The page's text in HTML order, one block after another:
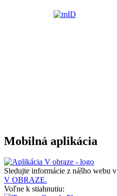
Mobilná aplikácia
Sledujte informácie z nášho webu v
V OBRAZE.
Voľne k stiahnutiu: